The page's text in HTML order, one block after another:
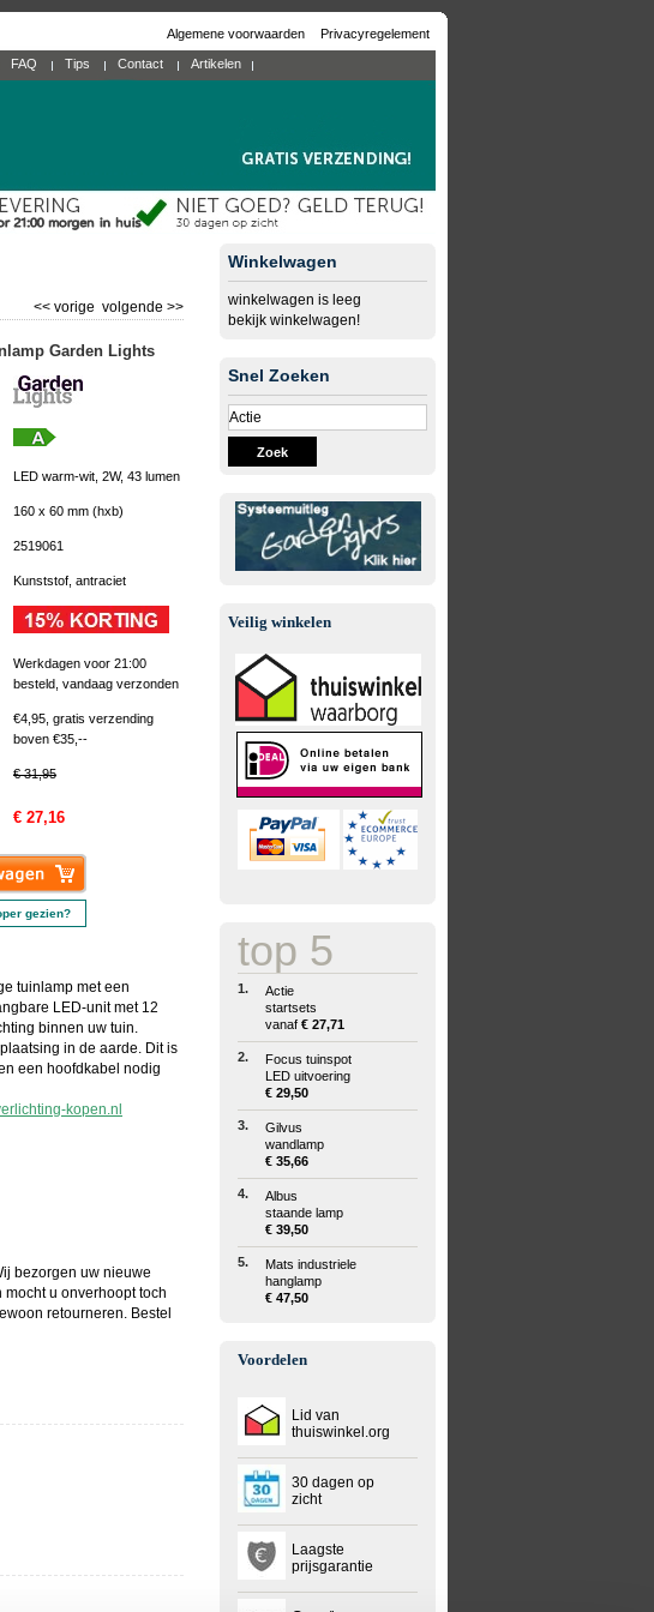
Algemene voorwaarden Privacyregelement
FAQ Tips Contact Artikelen
volgende >>
<< vorige
Garden Lights
LED warm-wit, 2W, 43 lumen
160 x 60 mm (hxb)
2519061
Kunststof, antraciet
Werkdagen voor 21:00
besteld, vandaag verzonden
€4,95, gratis verzending
boven €35,--
€ 31,95
€ 27,16
gezien?
tuinlamp met een
LED-unit met 12
binnen uw tuin.
in de aarde. Dit is
een hoofdkabel nodig
kopen.nl
bezorgen uw nieuwe
u onverhoopt toch
retourneren. Bestel
Winkelwagen
winkelwagen is leeg
bekijk winkelwagen!
Snel Zoeken
Zoek
Veilig winkelen
top 5
1.
Actie
startsets
vanaf € 27,71
2.
Focus tuinspot
LED uitvoering
€ 29,50
3.
Gilvus
wandlamp
€ 35,66
4.
Albus
staande lamp
€ 39,50
5.
Mats industriele
hanglamp
€ 47,50
Voordelen
Lid van
thuiswinkel.org
30 dagen op
zicht
Laagste
prijsgarantie